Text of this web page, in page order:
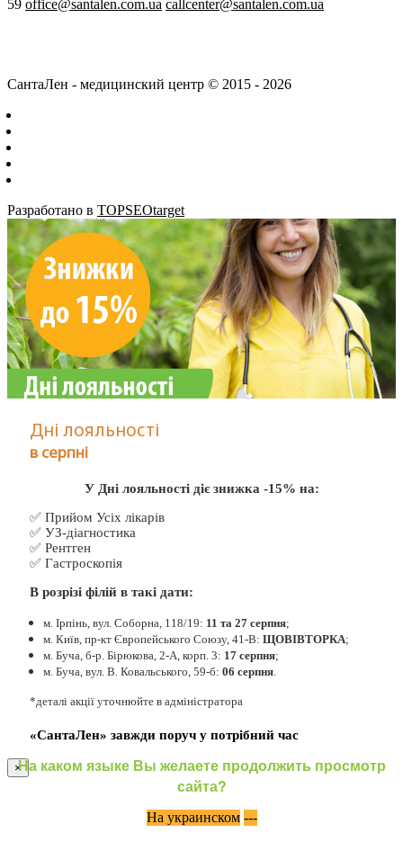
59 office@santalen.com.ua callcenter@santalen.com.ua
СантаЛен - медицинский центр © 2015 - 2026
Разработано в TOPSEOtarget
Дні лояльності
в серпні
У Дні лояльності діє знижка -15% на:
✅ Прийом Усіх лікарів
✅ УЗ-діагностика
✅ Рентген
✅ Гастроскопія
В розрізі філій в такі дати:
м. Ірпінь, вул. Соборна, 118/19: 11 та 27 серпня;
м. Київ, пр-кт Європейського Союзу, 41-В: ЩОВІВТОРКА;
м. Буча, б-р. Бірюкова, 2-А, корп. 3: 17 серпня;
м. Буча, вул. В. Ковальського, 59-б: 06 серпня
*деталі акції уточнюйте в адміністратора
«СантаЛен» завжди поруч у потрібний час
×На каком языке Вы желаете продолжить просмотр
сайта?
На украинском ---